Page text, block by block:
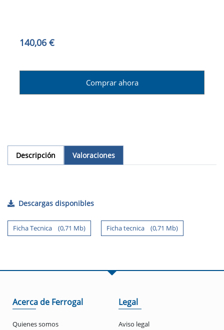
140,06 €
Comprar ahora
Descripción Valoraciones
Descargas disponibles
Ficha Tecnica (0,71 Mb) Ficha tecnica (0,71 Mb)
Acerca de Ferrogal
Quienes somos
Legal
Aviso legal